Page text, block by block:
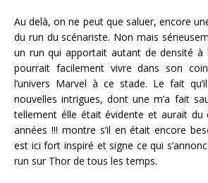
Au delà, on ne peut que saluer, encore
du run du scénariste. Non mais
un run qui apportait autant de densité à
pourrait facilement vivre dans son
l’univers Marvel à ce stade. Le fait
nouvelles intrigues, dont une m’a fait
tellement élle était évidente et aurait
années !!! montre s’il en était encore
est ici fort inspiré et signe ce qui
run sur Thor de tous les temps.